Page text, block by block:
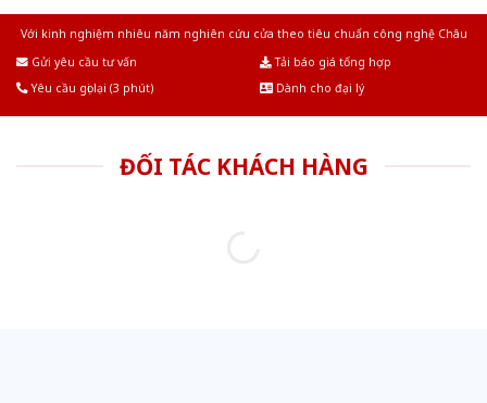
Với kinh nghiệm nhiêu năm nghiên cứu cửa theo tiêu chuẩn công nghệ Châu
Gửi yêu cầu tư vấn
Tải báo giá tổng hợp
Yêu cầu gọi lại (3 phút)
Dành cho đại lý
ĐỐI TÁC KHÁCH HÀNG